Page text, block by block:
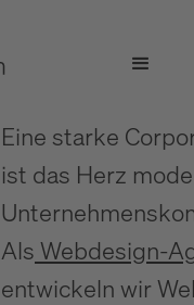
Eine starke
ist das Herz
Als Webdesign-
entwickeln wir